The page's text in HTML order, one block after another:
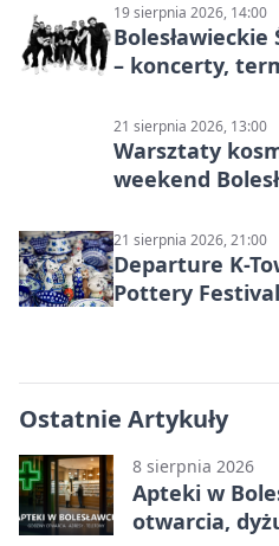
19 sierpnia 2026, 14:00
– koncerty,
21 sierpnia 2026, 13:00
Warsztaty
weekend
21 sierpnia 2026, 21:00
Departure K-
Pottery
Ostatnie Artykuły
8 sierpnia 2026
Apteki w
otwarcia,